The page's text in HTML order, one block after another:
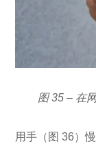
图 35 – 在
用手（图 36）